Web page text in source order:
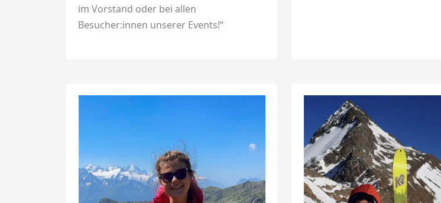
im Vorstand oder bei allen
Besucher:innen unserer Events!“